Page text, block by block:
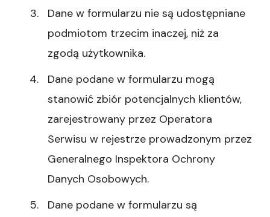
Dane w formularzu nie są udostępniane
podmiotom trzecim inaczej, niż za
zgodą użytkownika.
Dane podane w formularzu mogą
stanowić zbiór potencjalnych klientów,
zarejestrowany przez Operatora
Serwisu w rejestrze prowadzonym przez
Generalnego Inspektora Ochrony
Danych Osobowych.
Dane podane w formularzu są